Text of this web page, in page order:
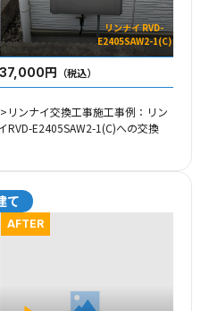
リンナイ RVD-
E2405SAW2-1(C)
円 （税込）
リンナイ交換工事施工事例：リン
RVD-E2405SAW2-1(C)への交換
て
AFTER